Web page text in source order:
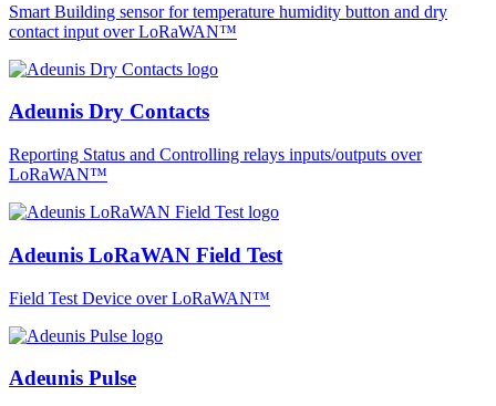
Smart Building sensor for temperature humidity button and dry
contact input over LoRaWAN™
Adeunis Dry Contacts
Reporting Status and Controlling relays inputs/outputs over
LoRaWAN™
Adeunis LoRaWAN Field Test
Field Test Device over LoRaWAN™
Adeunis Pulse